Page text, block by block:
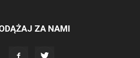
ZA NAMI